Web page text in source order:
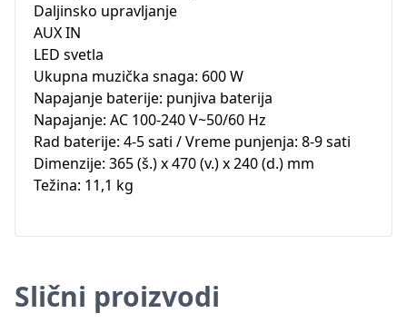
Daljinsko upravljanje
AUX IN
LED svetla
Ukupna muzička snaga: 600 W
Napajanje baterije: punjiva baterija
Napajanje: AC 100-240 V~50/60 Hz
Rad baterije: 4-5 sati / Vreme punjenja: 8-9 sati
Dimenzije: 365 (š.) x 470 (v.) x 240 (d.) mm
Težina: 11,1 kg
Slični proizvodi